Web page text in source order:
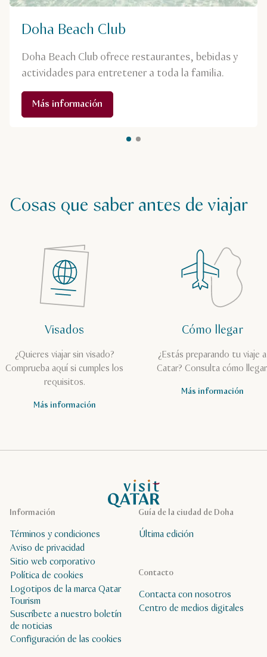
Doha Beach Club
Doha Beach Club ofrece restaurantes, bebidas y
actividades para entretener a toda la familia.
Más información
Cosas que saber antes de viajar
Visados
¿Quieres viajar sin visado?
Comprueba aquí si cumples los
requisitos.
Más información
Cómo llegar
¿Estás preparando tu viaje a
Catar? Consulta cómo
Más información
Página de inicio de Visit Qatar
Guía de la ciudad de Doha
Última edición
Contacto
Contacta con nosotros
Centro de medios digitales
Información
Términos y condiciones
Aviso de privacidad
Sitio web corporativo
Política de cookies
Logotipos de la marca Qatar
Tourism
Suscríbete a nuestro boletín
de noticias
Configuración de las cookies